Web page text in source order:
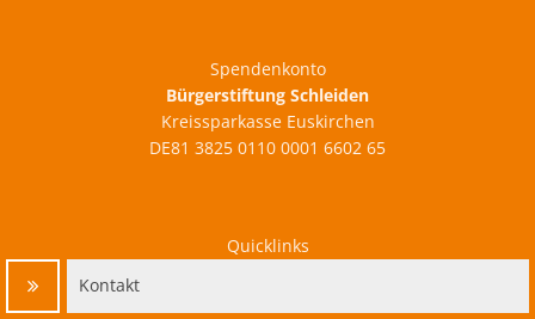
Spendenkonto
Bürgerstiftung Schleiden
Kreissparkasse Euskirchen
DE81 3825 0110 0001 6602 65
Quicklinks
Kontakt